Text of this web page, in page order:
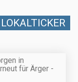
LOKALTICKER
in
für Ärger -